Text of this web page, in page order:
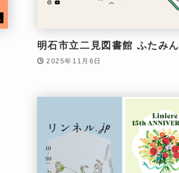
明石市立二見図書館 ふたみん
2025年11月6日